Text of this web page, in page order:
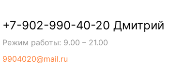
+7-902-990-40-20 Дмитрий
Режим работы: 9.00 – 21.00
9904020@mail.ru